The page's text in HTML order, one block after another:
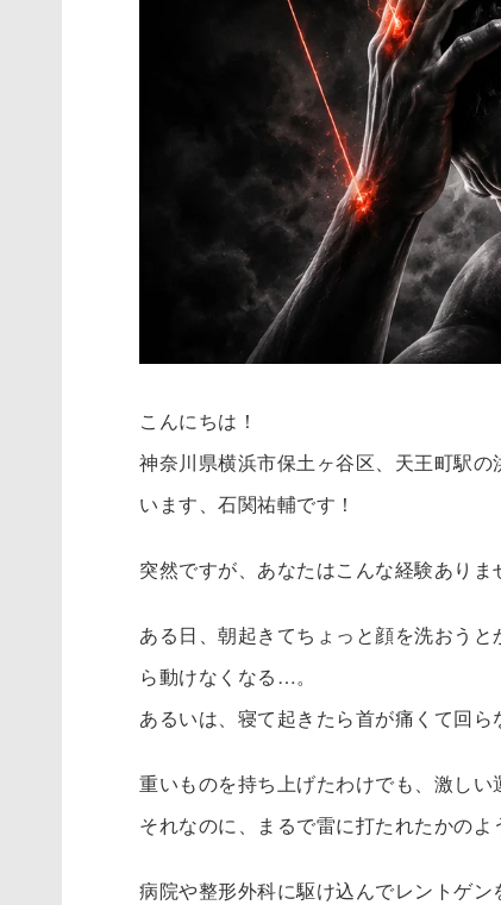
こんにちは！
神奈川県横浜市保土ヶ谷区、天王町駅
います、石関祐輔です！
突然ですが、あなたはこんな経験ありま
ある日、朝起きてちょっと顔を洗おう
ら動けなくなる…。
あるいは、寝て起きたら首が痛くて回ら
重いものを持ち上げたわけでも、激しい
それなのに、まるで雷に打たれたかのよ
病院や整形外科に駆け込んでレントゲ